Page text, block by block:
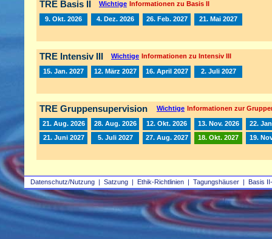
Datenschutz/Nutzung | Satzung | Ethik-Richtlinien | Tagungshäuser | Basis
TRE Basis II Wichtige Informationen zu Basis II
9. Okt. 2026 4. Dez. 2026 26. Feb. 2027 21. Mai 2027
TRE Intensiv III Wichtige Informationen zu Intensiv III
15. Jan. 2027 12. März 2027 16. April 2027 2. Juli 2027
TRE Gruppensupervision Wichtige Informationen zur
21. Aug. 2026 28. Aug. 2026 12. Okt. 2026 13. Nov. 2026
22.
21. Juni 2027
5. Juli 2027 27. Aug. 2027 18. Okt. 2027 19.